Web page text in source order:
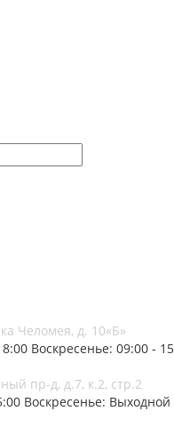
Челомея, д. 10«Б»
Воскресенье: 09:00 -
пр-д, д.7, к.2, стр.2
Воскресенье: Выходной